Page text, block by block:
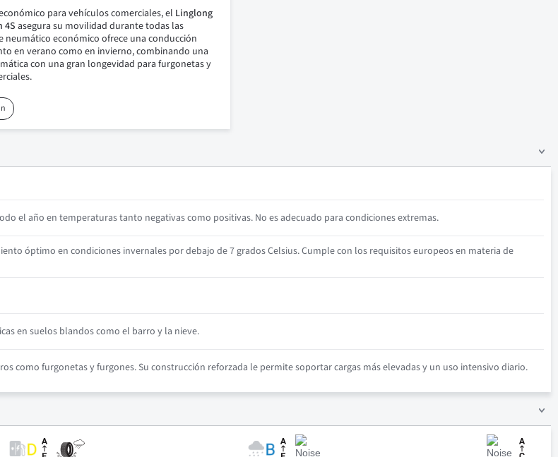
para vehículos comerciales, el Linglong
4S asegura su movilidad durante todas las
neumático económico ofrece una conducción
en verano como en invierno, combinando una
con una gran longevidad para furgonetas y
el año en temperaturas tanto negativas como positivas. No es adecuado para condiciones extremas.
óptimo en condiciones invernales por debajo de 7 grados Celsius. Cumple con los requisitos europeos en materia de
en suelos blandos como el barro y la nieve.
como furgonetas y furgones. Su construcción reforzada le permite soportar cargas más elevadas y un uso intensivo diario.